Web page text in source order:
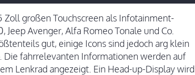
Zoll großen Touchscreen als Infotainment-
Avenger, Alfa Romeo Tonale und Co.
gut, einige Icons sind jedoch arg klein
Die fahrrelevanten Informationen werden auf
Lenkrad angezeigt. Ein Head-up-Display wird